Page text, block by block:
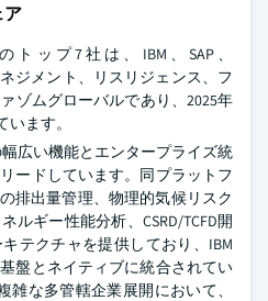
ア
ップ7社は、IBM、SAP、
ジメント、リスリジェンス、フ
ゾムグローバルであり、2025年
ます。
幅広い機能とエンタープライズ統
ードしています。同プラットフ
排出量管理、物理的気候リスク
ルギー性能分析、CSRD/TCFD開
テクチャを提供しており、IBM
盤とネイティブに統合されてい
雑な多管轄企業展開において、